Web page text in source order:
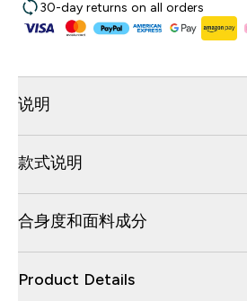
30-day returns on all orders
说明
款式说明
合身度和面料成分
Product Details